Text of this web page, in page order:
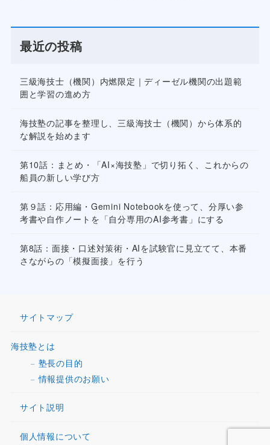
最近の投稿
三級海技士（機関）内燃限定｜ディーゼル機関の出題範
囲と学習の進め方
海技塾の記事を整理し、三級海技士（機関）から体系的
な解説を始めます
第10話：まとめ・「AI×海技塾」で切り拓く、これからの
船員の新しい学び方
第９話：応用編・Gemini Notebookを使って、分厚い参
考書や自作ノートを「自分専用のAI参考書」にする
第8話：面接・口述対策術・AIを試験官に見立てて、本番
さながらの「模擬面接」を行う
サイトマップ
海技塾とは
塾長の目的
情報提供のお願い
サイト説明
個人情報について